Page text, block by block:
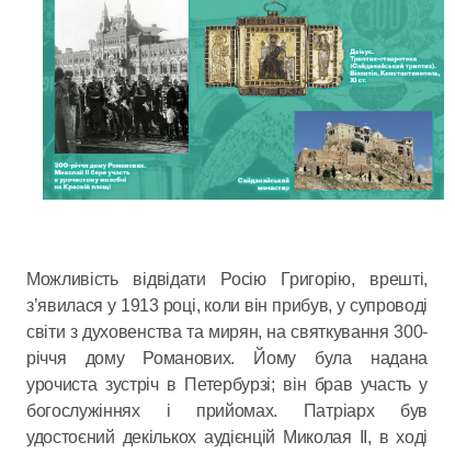
Можливість відвідати Росію Григорію, врешті,
з’явилася у 1913 році, коли він прибув, у супроводі
світи з духовенства та мирян, на святкування 300-
річчя дому Романових. Йому була надана
урочиста зустріч в Петербурзі; він брав участь у
богослужіннях і прийомах. Патріарх був
удостоєний декількох аудієнцій Миколая ІІ, в ході